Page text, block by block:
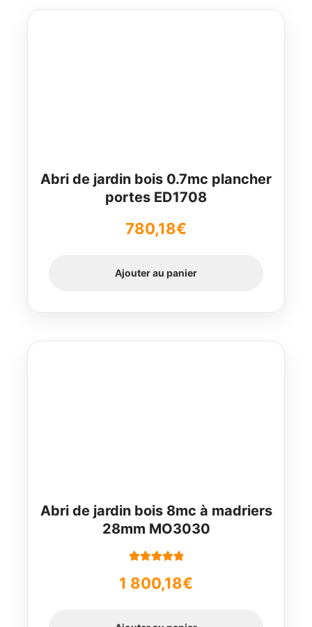
Abri de jardin bois 0.7mc plancher
portes ED1708
780,18€
Ajouter au panier
Abri de jardin bois 8mc à madriers
28mm MO3030
5
1 800,18€